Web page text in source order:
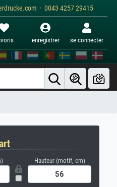
· 0043 4257 29415
enregistrer se connecter
Hauteur (motif, cm)